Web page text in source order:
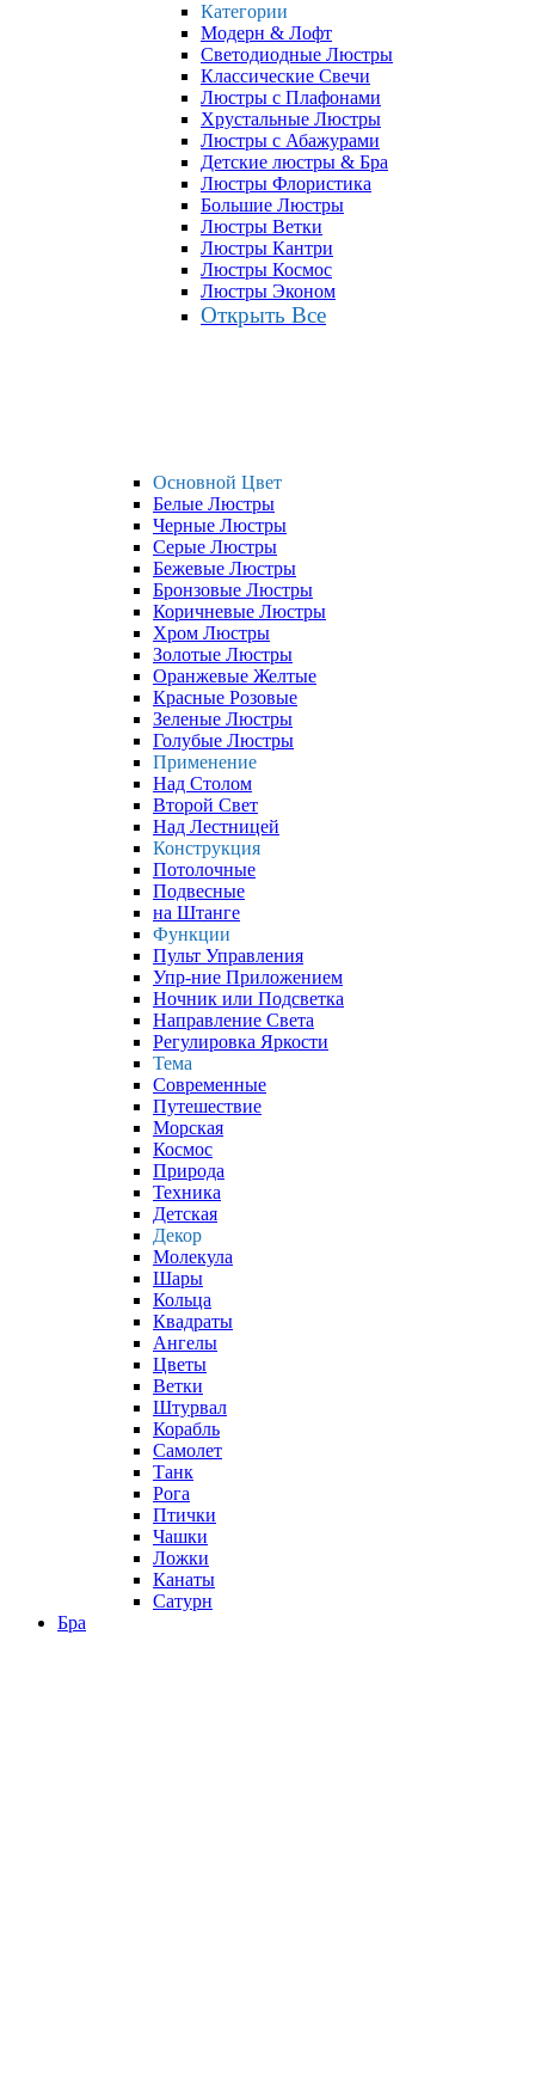
Категории
Модерн & Лофт
Светодиодные Люстры
Классические Свечи
Люстры с Плафонами
Хрустальные Люстры
Люстры с Абажурами
Детские люстры & Бра
Люстры Флористика
Большие Люстры
Люстры Ветки
Люстры Кантри
Люстры Космос
Люстры Эконом
Открыть Все
Основной Цвет
Белые Люстры
Черные Люстры
Серые Люстры
Бежевые Люстры
Бронзовые Люстры
Коричневые Люстры
Хром Люстры
Золотые Люстры
Оранжевые Желтые
Красные Розовые
Зеленые Люстры
Голубые Люстры
Применение
Над Столом
Второй Свет
Над Лестницей
Конструкция
Потолочные
Подвесные
на Штанге
Функции
Пульт Управления
Упр-ние Приложением
Ночник или Подсветка
Направление Света
Регулировка Яркости
Тема
Современные
Путешествие
Морская
Космос
Природа
Техника
Детская
Декор
Молекула
Шары
Кольца
Квадраты
Ангелы
Цветы
Ветки
Штурвал
Корабль
Самолет
Танк
Рога
Птички
Чашки
Ложки
Канаты
Сатурн
Бра